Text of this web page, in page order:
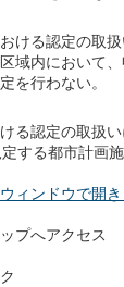
ける認定の取
域内において
を行わない。
る認定の取扱
する都市計画
ィンドウで開き
プへアクセス